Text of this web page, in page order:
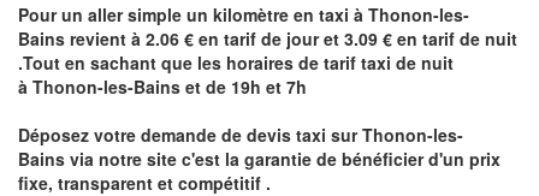
Pour un aller simple un kilomètre en taxi à Thonon-les-
Bains revient à 2.06 € en tarif de jour et 3.09 € en tarif de nuit
.Tout en sachant que les horaires de tarif taxi de nuit
à Thonon-les-Bains et de 19h et 7h
Déposez votre demande de devis taxi surThonon-les-
Bains via notre site c'est la garantie de bénéficier d'un prix
fixe, transparent et compétitif .